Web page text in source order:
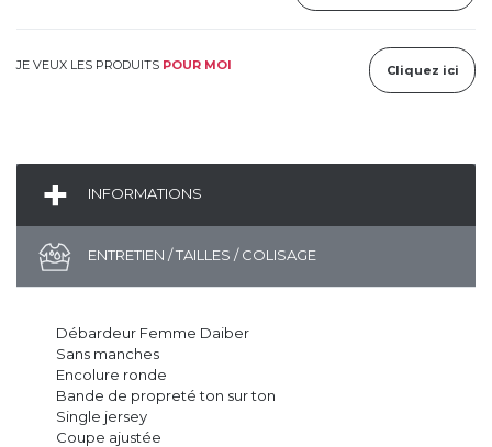
JE VEUX LES PRODUITS POUR MOI Cliquez ici
INFORMATIONS
ENTRETIEN / TAILLES / COLISAGE
Débardeur Femme Daiber
Sans manches
Encolure ronde
Bande de propreté ton sur ton
Single jersey
Coupe ajustée